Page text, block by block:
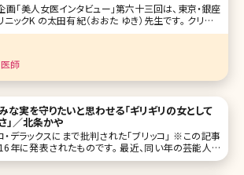
画「美人女医インタビュー」第六十三回は、東京・銀座
ックK の太田有紀（おおた ゆき）先生です。 クリニッ
金児盛院長のもと、最新の韓流治療を取り入れ、お顔
ック」を掲げ、待合室は既存の美容クリニックとは一線
医師
な実を守りたいと思わせる「ギリギリの女として
」／北条かや
デラックスにまで批判された「ブリッコ」 ※この記事
年に発表されたものです。 最近、同い年の芸能人や
トが気になって仕方ない。特に元TBSアナウンサーの